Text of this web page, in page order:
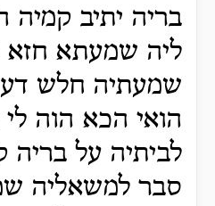
בריה יתיב
ליה שמעתא
שמעתיה חלש
הואי הכא הוה
לביתיה על בריה
סבר למשאליה